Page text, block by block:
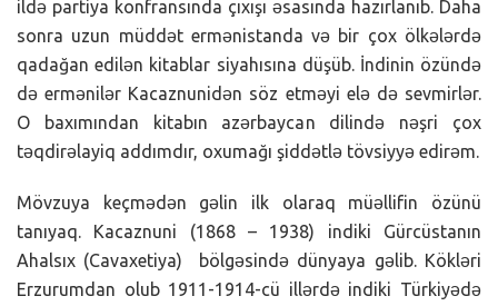
ildə partiya konfransında çıxışı əsasında hazırlanıb. Daha
sonra uzun müddət ermənistanda və bir çox ölkələrdə
qadağan edilən kitablar siyahısına düşüb. İndinin özündə
də ermənilər Kacaznunidən söz etməyi elə də sevmirlər.
O baxımından kitabın azərbaycan dilində nəşri çox
təqdirəlayiq addımdır, oxumağı şiddətlə tövsiyyə edirəm.
Mövzuya keçmədən gəlin ilk olaraq müəllifin özünü
tanıyaq. Kacaznuni (1868 – 1938) indiki Gürcüstanın
Ahalsıx (Cavaxetiya) bölgəsində dünyaya gəlib. Kökləri
Erzurumdan olub 1911-1914-cü illərdə indiki Türkiyədə